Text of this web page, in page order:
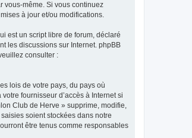
vous-même. Si vous continuez
à jour et/ou modifications.
est un script libre de forum, déclaré
les discussions sur Internet. phpBB
consulter :
lois de votre pays, du pays où
fournisseur d’accès à Internet si
Club de Herve » supprime, modifie,
soient stockées dans notre
être tenus comme responsables